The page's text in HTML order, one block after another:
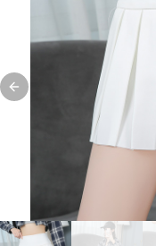
Previous slide